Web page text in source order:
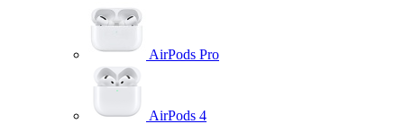
AirPods Pro
AirPods 4